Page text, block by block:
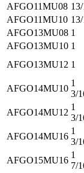
AFGO11MU08
AFGO11MU10
AFGO13MU08 1
AFGO13MU10 1
AFGO13MU12 1
AFGO14MU10
1
3/
AFGO14MU12
1
3/
AFGO14MU16
1
3/
AFGO15MU16
1
7/